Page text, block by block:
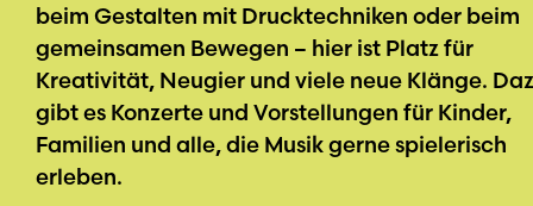
beim Gestalten mit Drucktechniken oder beim
gemeinsamen Bewegen – hier ist Platz für
Kreativität, Neugier und viele neue Klänge.
gibt es Konzerte und Vorstellungen für Kinder,
Familien und alle, die Musik gerne spielerisch
erleben.